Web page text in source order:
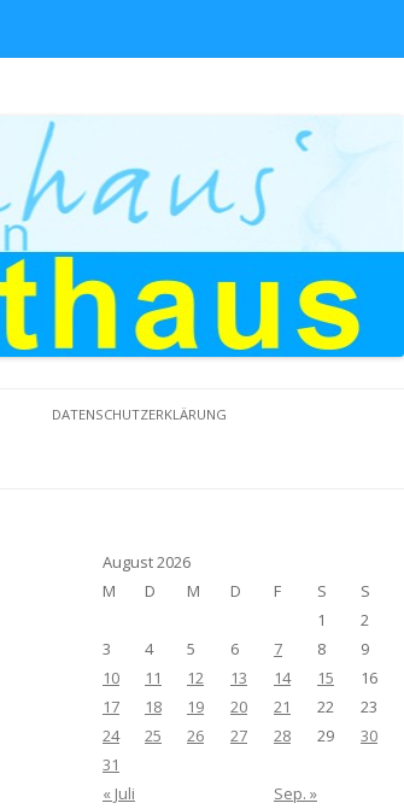
DATENSCHUTZERKLÄRUNG
August 2026
M
D M D F S
S
1
2
3
4 5 6 7 8
9
10
11 12 13 14 15
16
17
18 19 20 21 22
23
24
25 26 27 28 29
30
31
« Juli
Sep. »